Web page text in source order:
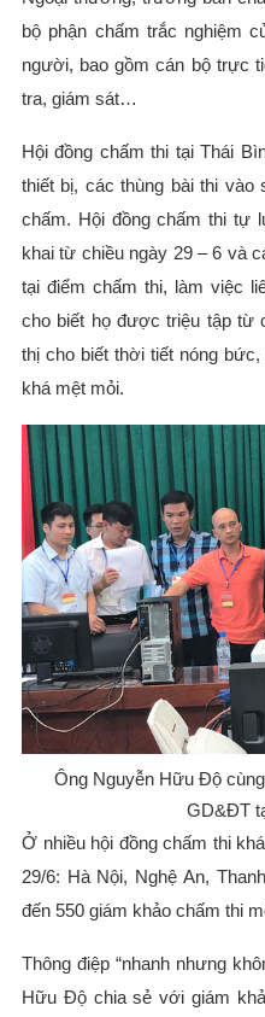
bộ phận chấm trắc nghiệm
người, bao gồm cán bộ trực
tra, giám sát…
Hội đồng chấm thi tại Thái
thiết bị, các thùng bài thi vào
chấm. Hội đồng chấm thi tự
khai từ chiều ngày 29 – 6 và
tại điểm chấm thi, làm việc
cho biết họ được triệu tập từ
thị cho biết thời tiết nóng
khá mệt mỏi.
Ông Nguyễn Hữu Độ
GD&ĐT
Ở nhiều hội đồng chấm thi
29/6: Hà Nội, Nghệ An,
đến 550 giám khảo chấm thi
Thông điệp “nhanh nhưng
Hữu Độ chia sẻ với giám